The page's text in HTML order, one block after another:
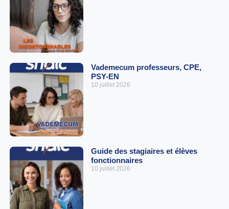
Vademecum professeurs, CPE,
PSY-EN
10 juillet 2026
Guide des stagiaires et élèves
fonctionnaires
10 juillet 2026